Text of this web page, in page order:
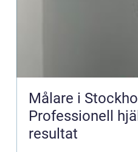
Målare i
Professionell
resultat